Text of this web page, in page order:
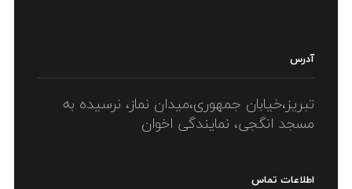
آدرس
تبریز،خیابان جمهوری،میدان نماز، نرسیده به
مسجد انگجی، نمایندگی اخوان
اطلاعات تماس